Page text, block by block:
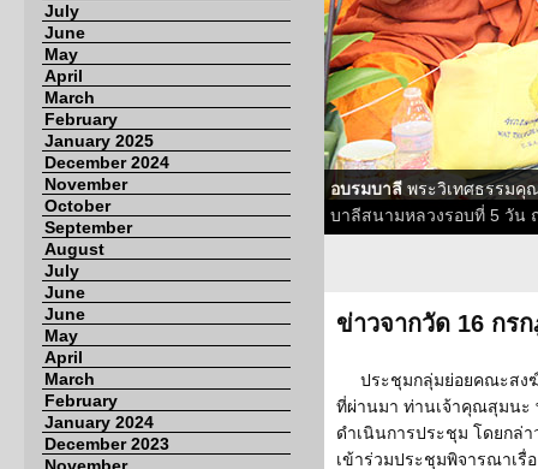
July
June
May
April
March
February
January 2025
December 2024
November
October
September
August
July
June
June
May
April
March
February
January 2024
December 2023
อบรมบาลี พระวิเทศธรรมคุ
บาลีสนามหลวงรอบที่ 5 วัน
ข่าวจากวัด 16 กร
ประชุมกลุ่มย่อยคณะสง
ที่ผ่านมา ท่านเจ้าคุณสุมนะ
ดำเนินการประชุม โดยกล่
เข้าร่วมประชุมพิจารณาเรื่